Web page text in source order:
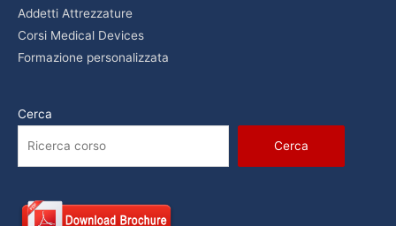
Addetti Attrezzature
Corsi Medical Devices
Formazione personalizzata
Cerca
Cerca